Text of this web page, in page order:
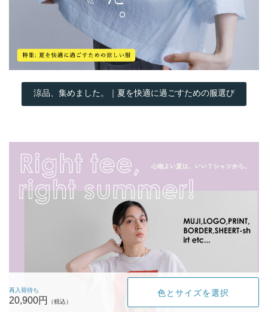
涼品、集めました。｜夏を快適に過ごすための服選び
再入荷待ち
20,900円
色とサイズを選択